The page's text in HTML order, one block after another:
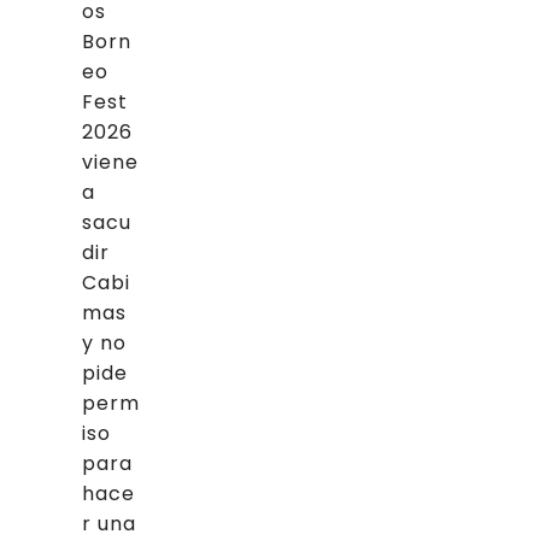
os
Born
eo
Fest
2026
viene
a
sacu
dir
Cabi
mas
y no
pide
perm
iso
para
hace
r una